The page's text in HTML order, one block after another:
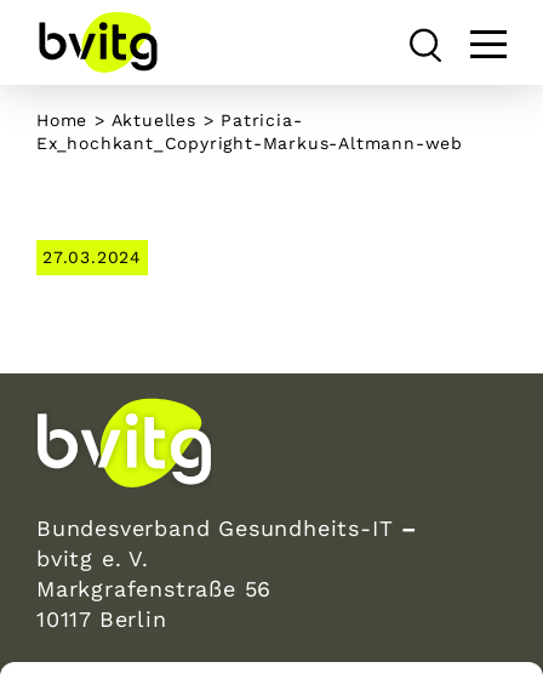
content
Home > Aktuelles > Patricia-
Ex_hochkant_Copyright-Markus-Altmann-web
27.03.2024
Bundesverband Gesundheits-IT –
bvitg e. V.
Markgrafenstraße 56
10117 Berlin